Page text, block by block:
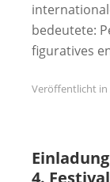
bedeutete:
figuratives
Veröffentlicht in